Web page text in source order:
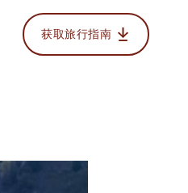
获取旅行指南